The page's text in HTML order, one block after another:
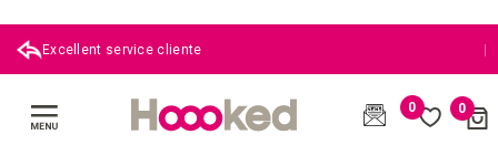
Excellent service cliente |
0 0Cart